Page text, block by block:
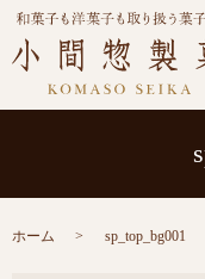
ホーム sp_top_bg001